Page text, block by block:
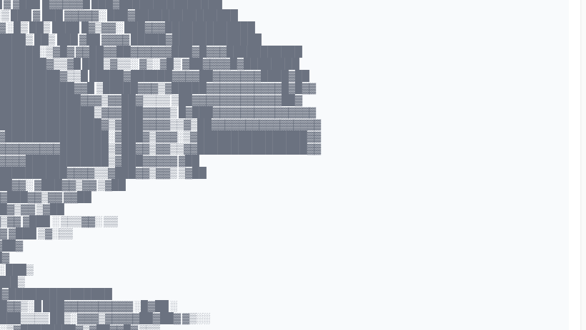
▓███ █▓▓▓▓▓█ ███▓███████████████
███ ▓ ███ ▓▓▓▓▓░ ███▓███████████████
██▒ ████ █▓▒▓▓░ ███▓▓▓█████████████
██▒ ███ ▓██ ▓▓▓▓ █████▓█████████████
▓▓██▓▓██▓▓▓▓▓▓███▓█▓▓▓███████████
███▒▓▒▒░ ▓▒░▓█▒ ▓██▓▓▓▓█▓████████
█████▓██████▓▓▓▓██▓▓▓▓▓▓▓████▓██
▒█████▓▓▓▒▓█████▓▓▓▓▓▓▓▓▓▓▓█▓█▓▓
▒██▓▓▓▓▓▓▓▓▓▓▓▓▓██▓
█▓███▓▓▓▓▓▓▓▓▓▓▓▓▓▓▓
▓██
▒▓██
▓███▓▓▒▓▓ ▒▓██
▓▓██
▒▓██
▓███ ░ ▒▒▒▓▓░ ▒▒
▓███ ▒▓░▒▒
███▒
███▓▓▓▓▓▓▓▓▓▓ ░█▓██ ░
██▒░▓▓▓▒▓▓▓▓▓██▓██▓ ▓▒░░